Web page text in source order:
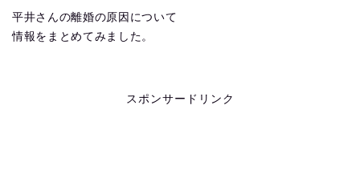
平井さんの離婚の原因について
情報をまとめてみました。
スポンサードリンク